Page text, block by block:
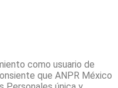
como usuario de
que ANPR México